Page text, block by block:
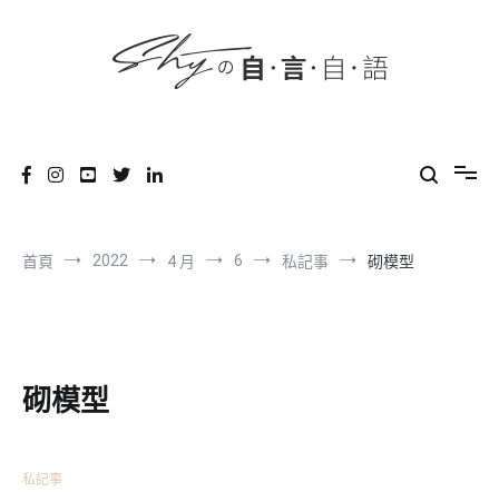
首頁 2022 4 月 6 私記事 砌模型
砌模型
私記事